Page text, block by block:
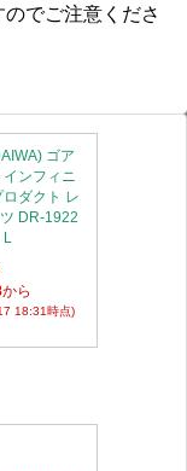
でご注意くださ
ゴア
インフィニ
ダクト レ
DR-1922
L
から
18:31時点)